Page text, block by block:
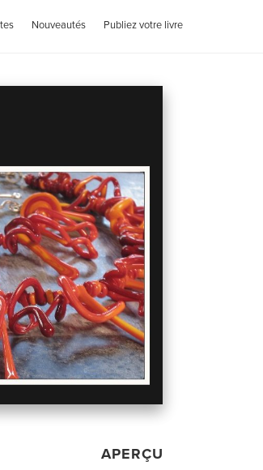
Nouveautés Publiez votre livre
APERÇU